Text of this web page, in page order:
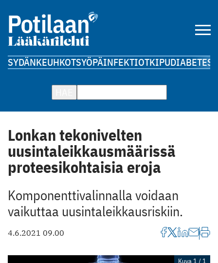
SYDÄNKEUHKOTSYÖPÄINFEKTIOTKIPUDIABETES
Lonkan tekonivelten
uusintaleikkausmäärissä
proteesikohtaisia eroja
Komponenttivalinnalla voidaan
vaikuttaa uusintaleikkausriskiin.
4.6.2021 09.00
Kuva 1 / 1